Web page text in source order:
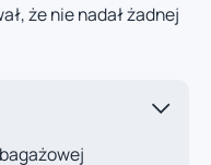
że nie nadał żadnej